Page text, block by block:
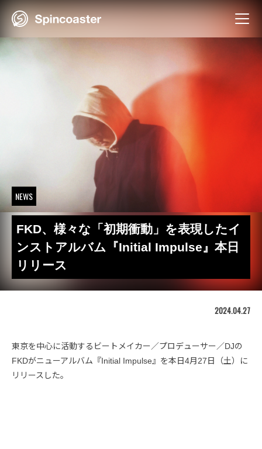
Skip
NEWS
FKD、様々な「初期衝動」を表現したイ
ンストアルバム『Initial Impulse』本日
リリース
2024.04.27
東京を中心に活動するビートメイカー／プロデューサー／DJの
FKDがニューアルバム『Initial Impulse』を本日4月27日（土）に
リリースした。